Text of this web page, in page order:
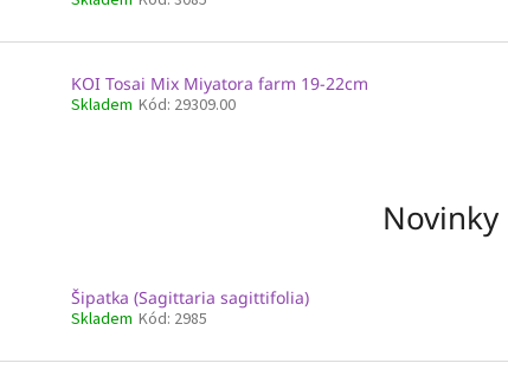
KOI Tosai Mix Miyatora farm 19-22cm
Skladem Kód: 29309.00
Novinky
Šipatka (Sagittaria sagittifolia)
Skladem Kód: 2985